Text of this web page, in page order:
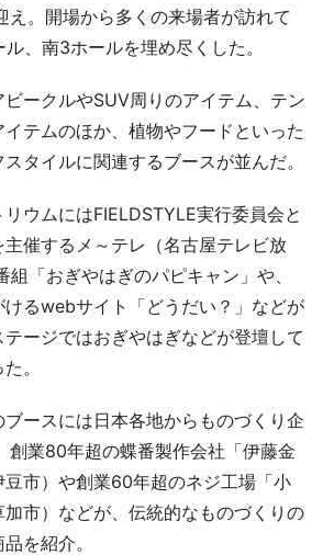
え。開場から多くの来場者が訪れて
、南3ホールを埋め尽くした。
ークルやSUV周りのアイテム、テン
イテムのほか、植物やフードといった
タイルに関連するブースが並んだ。
ウムにはFIELDSTYLE実行委員会と
催するメ～テレ（名古屋テレビ放
「おぎやはぎのパピキャン」や、
るwebサイト「どうだい？」などが
ージではおぎやはぎなどが登壇して
。
ースには日本各地からものづくり企
創業80年超の蝶番製作会社「伊藤金
豆市）や創業60年超のネジ工場「小
市）などが、伝統的なものづくりの
を紹介。